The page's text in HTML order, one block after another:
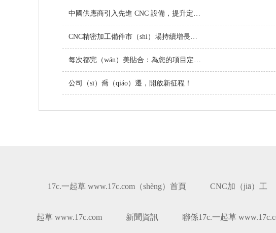
中國供應商引入先進 CNC 設備，提升定製金屬零件品質
CNC精密加工備件市（shì）場持續增長，技術創新引領行業（yè）未來
每次都完（wán）美貼合：為您的項目定製（zhì）螺絲
公司（sī）喬（qiáo）遷，開啟新征程！
17c.一起草 www.17c.com（shèng）首頁 CNC加（jiā）工
起草 www.17c.com 新聞資訊 聯係17c.一起草